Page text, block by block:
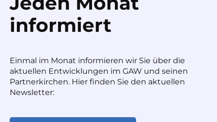
informiert
Einmal im Monat informieren wir Sie über die
aktuellen Entwicklungen im GAW und seinen
Partnerkirchen. Hier finden Sie den aktuellen
Newsletter: